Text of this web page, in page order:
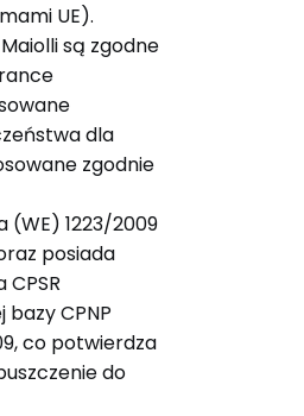
UE).
są zgodne
dla
zgodnie
(WE) 1223/2009
posiada
bazy CPNP
co potwierdza
do